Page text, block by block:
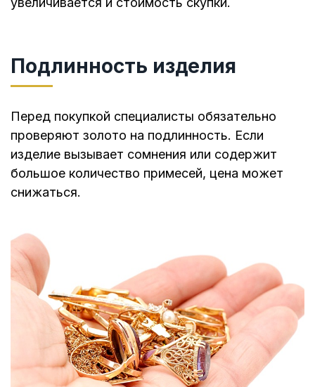
Подлинность изделия
Перед покупкой специалисты обязательно
проверяют золото на подлинность. Если
изделие вызывает сомнения или содержит
большое количество примесей, цена может
снижаться.